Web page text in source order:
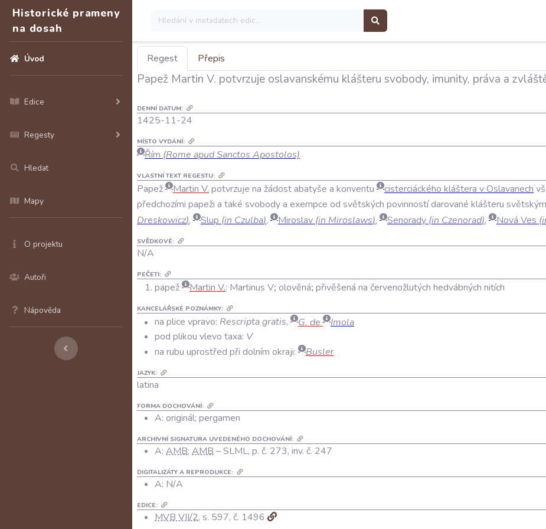
Historické prameny
na dosah
Úvod
Edice
Regesty
Hledat
Mapy
O projektu
Autoři
Nápověda
Regest Přepis
Papež Martin V. potvrzuje oslavanskému klášteru svobody, imunity, práva a
DENNÍ DATUM:
1425-11-24
MÍSTO VYDÁNÍ:
Řím (Rome apud Sanctos Apostolos)
VLASTNÍ TEXT REGESTU:
Papež Martin V. potvrzuje na žádostabatyše a konventu cisterciáckého kláštera vOslavanech
předchozími papeži a také svobodya exempce od světských povinnostídarované klášteru
Dreskowicz), Slup (in Czulba), Miroslav (in Miroslaws), Senorady (in Czenorad), Nová Ves (
SVĚDKOVÉ:
N/A
PEČETI:
papež Martin V.: Martinus V; olověná; přivěšená na červenožlutých hedvábných nitích
KANCELÁŘSKÉ POZNÁMKY:
na plice vpravo: Rescripta gratis, G. de
Imola
pod plikou vlevo taxa: V
na rubu uprostřed při dolním okraji:
Busler
JAZYK:
latina
FORMA DOCHOVÁNÍ:
A: originál; pergamen
ARCHIVNÍ SIGNATURA UVEDENÉHO DOCHOVÁNÍ:
A: AMB; AMB– SLML, p. č. 273, inv. č. 247
DIGITALIZÁTY A REPRODUKCE:
A: N/A
EDICE:
MVB VII/2, s. 597, č. 1496